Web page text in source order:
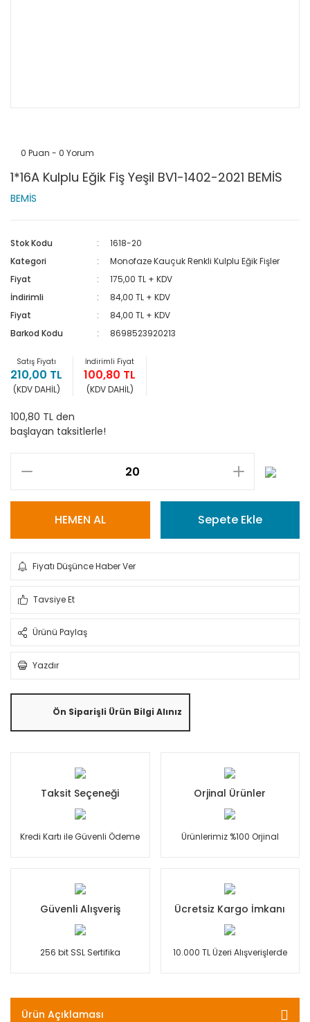
0 Puan - 0 Yorum
1*16A Kulplu Eğik Fiş Yeşil BV1-1402-2021 BEMİS
BEMİS
Stok Kodu
1618-20
Kategori
Monofaze Kauçuk Renkli Kulplu Eğik Fişler
Fiyat
175,00 TL + KDV
İndirimli
84,00 TL + KDV
Fiyat
84,00 TL + KDV
Barkod Kodu
8698523920213
Satış Fiyatı
210,00 TL
(KDV DAHİL)
İndirimli Fiyat
100,80 TL
(KDV DAHİL)
100,80 TL den
başlayan taksitlerle!
HEMEN AL Sepete Ekle
Fiyatı Düşünce Haber Ver
Tavsiye Et
Ürünü Paylaş
Yazdır
Ön Siparişli Ürün Bilgi Alınız
Taksit Seçeneği
Kredi Kartı ile Güvenli Ödeme
Orjinal Ürünler
Ürünlerimiz %100 Orjinal
Güvenli Alışveriş
256 bit SSL Sertifika
Ücretsiz Kargo İmkanı
10.000 TL Üzeri Alışverişlerde
Ürün Açıklaması